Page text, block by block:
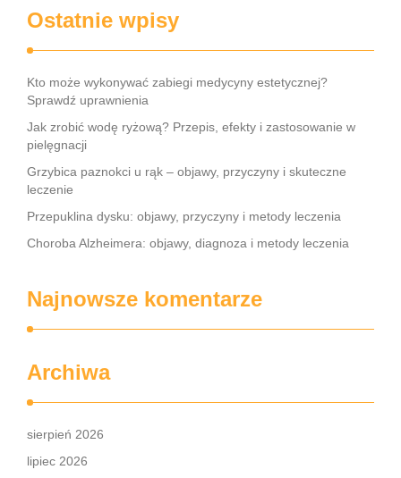
Ostatnie wpisy
Kto może wykonywać zabiegi medycyny estetycznej?
Sprawdź uprawnienia
Jak zrobić wodę ryżową? Przepis, efekty i zastosowanie w
pielęgnacji
Grzybica paznokci u rąk – objawy, przyczyny i skuteczne
leczenie
Przepuklina dysku: objawy, przyczyny i metody leczenia
Choroba Alzheimera: objawy, diagnoza i metody leczenia
Najnowsze komentarze
Archiwa
sierpień 2026
lipiec 2026